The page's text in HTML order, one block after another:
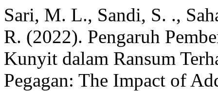
Sari, M. L., Sandi, S. .,
R. (2022). Pengaruh
Kunyit dalam Ransum
Pegagan: The Impact of